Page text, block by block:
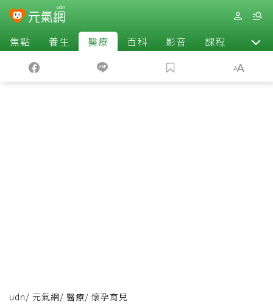
焦點 養生 醫療 百科 影音 課程 退休
udn/ 元氣網/ 醫療/ 懷孕育兒